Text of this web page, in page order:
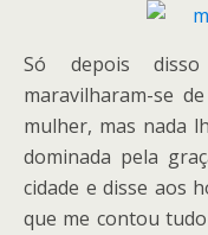
Só depois
maravilharam-se
mulher, mas nada
dominada pela
cidade e disse aos
que me contou